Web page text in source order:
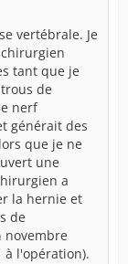
vertébrale. Je
tant que je
de
nerf
générait des
que je ne
une
a
la hernie et
de
novembre
à l'opération).